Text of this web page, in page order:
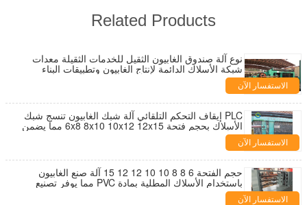
Related Products
نوع آلة صندوق الغابيون الثقيل للخدمات الثقيلة معدات
شبكة الأسلاك الدائمة لإنتاج الغابيون وتطبيقات البناء
الاستفسار الآن
PLC إيقاف التحكم التلقائي آلة شبك الغابيون تنسج شبك
الأسلاك بحجم فتحة 6x8 8x10 10x12 12x15 مما يضمن
شبكًا متسقًاالاستفسار الآن
حجم الفتحة 6 8 8 10 10 12 12 15 آلة صنع الغابيون
باستخدام الأسلاك المطلية بمادة PVC مما يوفر تصنيع
شبكات سلكية متينةالاستفسار الآن